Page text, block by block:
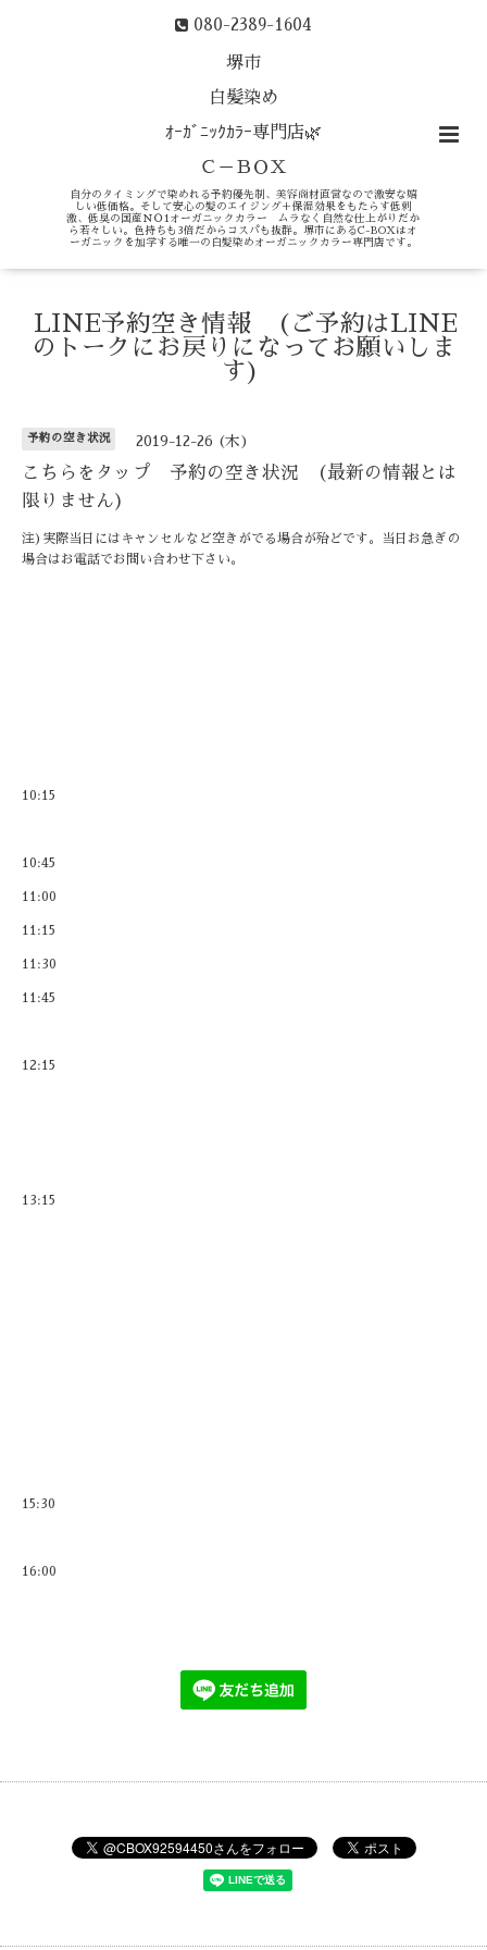
080-2389-1604
堺市
白髪染め
ｵｰｶﾞﾆｯｸｶﾗｰ専門店🌿
Ｃ－ＢＯＸ
自分のタイミングで染めれる予約優先制、美容商材直営なので激安な嬉
しい低価格。そして安心の髪のエイジング＋保湿効果をもたらす低刺
激、低臭の国産ＮＯ1オーガニックカラー ムラなく自然な仕上がりだか
ら若々しい。色持ちも3倍だからコスパも抜群。堺市にあるC-BOXはオ
ーガニックを加学する唯一の白髪染めオーガニックカラー専門店です。
LINE予約空き情報 (ご予約はLINE
のトークにお戻りになってお願いしま
す)
予約の空き状況 2019-12-26 (木)
こちらをタップ 予約の空き状況 (最新の情報とは
限りません)
注)実際当日にはキャンセルなど空きがでる場合が殆どです。当日お急ぎの
場合はお電話でお問い合わせ下さい。
10:15
10:45
11:00
11:15
11:30
11:45
12:15
13:15
15:30
16:00